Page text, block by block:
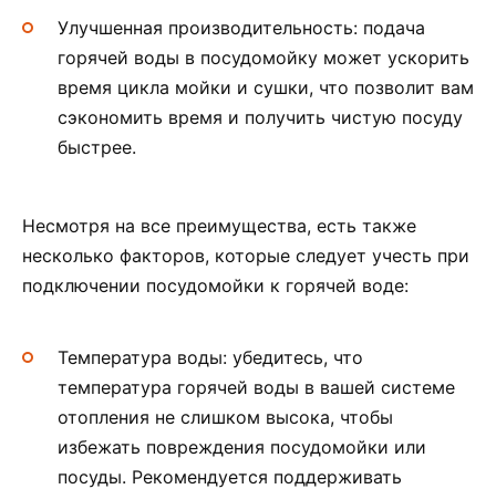
Улучшенная производительность: подача
горячей воды в посудомойку может ускорить
время цикла мойки и сушки, что позволит вам
сэкономить время и получить чистую посуду
быстрее.
Несмотря на все преимущества, есть также
несколько факторов, которые следует учесть при
подключении посудомойки к горячей воде:
Температура воды: убедитесь, что
температура горячей воды в вашей системе
отопления не слишком высока, чтобы
избежать повреждения посудомойки или
посуды. Рекомендуется поддерживать